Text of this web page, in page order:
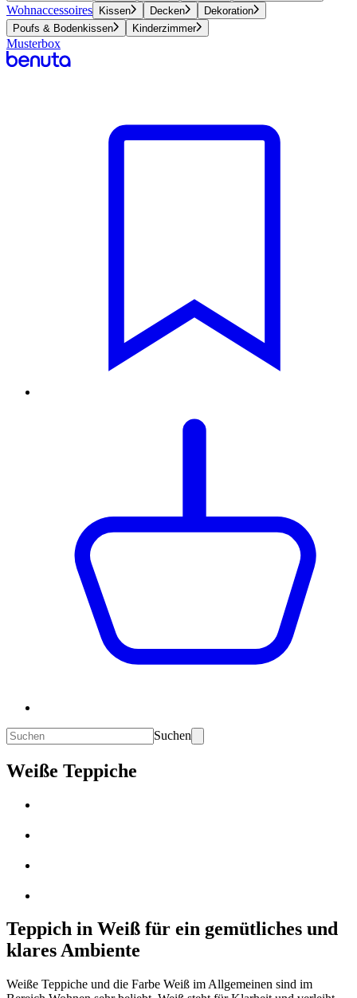
Wohnaccessoires Kissen Decken
Dekoration
Poufs & Bodenkissen
Kinderzimmer
Musterbox
Suchen
Weiße Teppiche
Teppich in Weiß für ein gemütliches und
klares Ambiente
Weiße Teppiche und die Farbe Weiß im Allgemeinen sind im